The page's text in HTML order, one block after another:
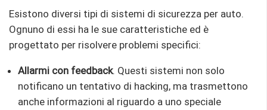
Esistono diversi tipi di sistemi di sicurezza per auto.
Ognuno di essi ha le sue caratteristiche ed è
progettato per risolvere problemi specifici:
Allarmi con feedback. Questi sistemi non solo
notificano un tentativo di hacking, ma trasmettono
anche informazioni al riguardo a uno speciale